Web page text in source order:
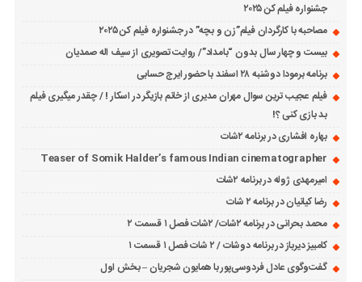
جشنواره فیلم کن ۲۰۲۵
مصاحبه با کارگردان فیلم”زن و بچه” در جشنواره فیلم کن ۲۰۲۵
بیست و چهار سال بدون “بامداد”/ روایت تصویری از سیف اله صمدیان
برنامه برمودا دوشنبه ۲۸ اسفند با حضور ایرج حسابی
فیلم عجیب ترین سوال مهران مدیری از خانم بازیگر در اسکار ! / چقدر میگیری فیلم
بد بازی کنی ؟!
بهاره افشاری در برنامه ۲شات
Teaser of Somik Halder’s famous Indian cinematographer
امیرمهدی ژوله در برنامه ۲شات
رضا کیانیان در برنامه ۲ شات
محمد بحرانی در برنامه ۲شات/ ۲شات فصل ۱ قسمت ۲
کامبیز دیرباز در برنامه دوشات / ۲ شات فصل ۱ قسمت ۱
گفت‌وگوی عادل فردوسی‌پور با همایون شجریان – بخش اول